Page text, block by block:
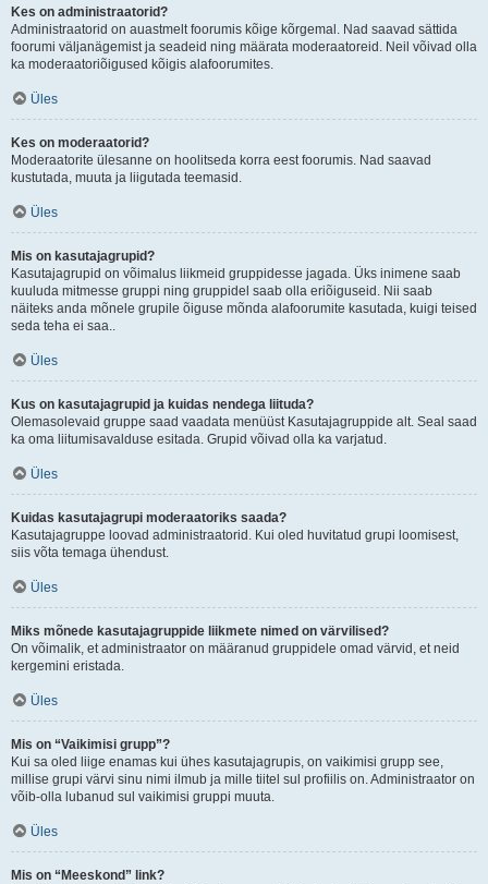
Kes on administraatorid?
Administraatorid on auastmelt foorumis kõige kõrgemal. Nad saavad sättida
foorumi väljanägemist ja seadeid ning määrata moderaatoreid. Neil võivad olla
ka moderaatoriõigused kõigis alafoorumites.
Üles
Kes on moderaatorid?
Moderaatorite ülesanne on hoolitseda korra eest foorumis. Nad saavad
kustutada, muuta ja liigutada teemasid.
Üles
Mis on kasutajagrupid?
Kasutajagrupid on võimalus liikmeid gruppidesse jagada. Üks inimene saab
kuuluda mitmesse gruppi ning gruppidel saab olla eriõiguseid. Nii saab
näiteks anda mõnele grupile õiguse mõnda alafoorumite kasutada, kuigi teised
seda teha ei saa..
Üles
Kus on kasutajagrupid ja kuidas nendega liituda?
Olemasolevaid gruppe saad vaadata menüüst Kasutajagruppide alt. Seal saad
ka oma liitumisavalduse esitada. Grupid võivad olla ka varjatud.
Üles
Kuidas kasutajagrupi moderaatoriks saada?
Kasutajagruppe loovad administraatorid. Kui oled huvitatud grupi loomisest,
siis võta temaga ühendust.
Üles
Miks mõnede kasutajagruppide liikmete nimed on värvilised?
On võimalik, et administraator on määranud gruppidele omad värvid, et neid
kergemini eristada.
Üles
Mis on “Vaikimisi grupp”?
Kui sa oled liige enamas kui ühes kasutajagrupis, on vaikimisi grupp see,
millise grupi värvi sinu nimi ilmub ja mille tiitel sul profiilis on. Administraator on
võib-olla lubanud sul vaikimisi gruppi muuta.
Üles
Mis on “Meeskond” link?